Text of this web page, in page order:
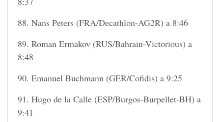
88. Nans Peters (FRA/Decathlon-AG2R) a 8:46
89. Roman Ermakov (RUS/Bahrain-Victorious) a
8:48
90. Emanuel Buchmann (GER/Cofidis) a 9:25
91. Hugo de la Calle (ESP/Burgos-Burpellet-BH) a
9:41